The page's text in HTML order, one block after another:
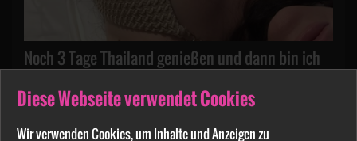
Diese Webseite verwendet Cookies
Wir verwenden Cookies, um Inhalte und Anzeigen zu
Noch 3 Tage Thailand genießen und dann bin ich
wieder für euch da 👅
13 1